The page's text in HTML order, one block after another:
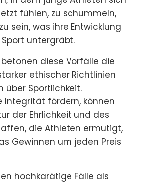
Folgen des Schummelns
Richtlinien sowie die
Ethik im Jugendsport.
können aus
Schummel-
werden?
Skandale im
bedeutende
und die Bedeutung von
die schädlichen
Unehrlichkeit auf die